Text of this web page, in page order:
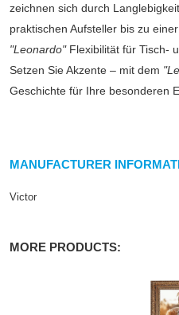
zeichnen sich durch
praktischen Aufsteller bis zu
"Leonardo"Flexibilität für Tisch-
Setzen Sie Akzente – mit dem
Geschichte für Ihre besonderen
MANUFACTURER
Victor
MORE PRODUCTS: